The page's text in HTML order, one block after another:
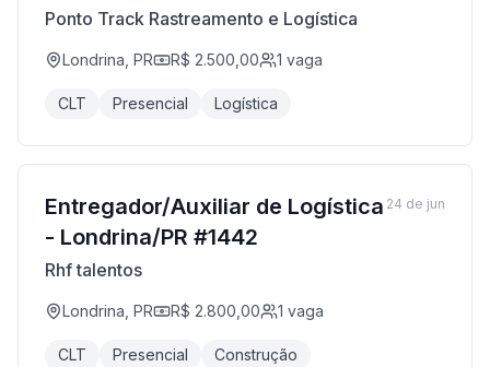
Ponto Track Rastreamento e Logística
Londrina, PR R$ 2.500,00 1 vaga
CLT Presencial Logística
Entregador/Auxiliar de Logística
- Londrina/PR #1442
Rhf talentos
Londrina, PR R$ 2.800,00 1 vaga
CLT Presencial Construção
24 de jun